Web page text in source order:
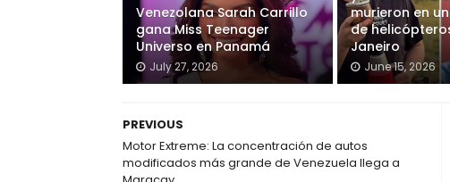
Venezolana Sarah Carrillo
gana Miss Teenager
Universo en Panamá
July 27, 2026
murieron en
de
Janeiro
June 15, 2026
PREVIOUS
Motor Extreme: La concentración de autos
modificados más grande de Venezuela llega a